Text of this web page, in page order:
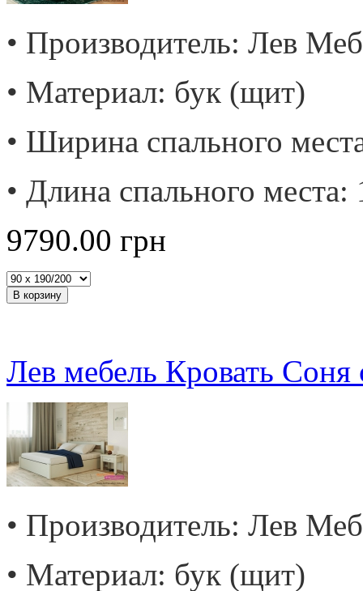
• Производитель: Лев
• Материал: бук (щит)
• Ширина спального
• Длина спального места:
9790.00 грн
Лев мебель Кровать
• Производитель: Лев
• Материал: бук (щит)